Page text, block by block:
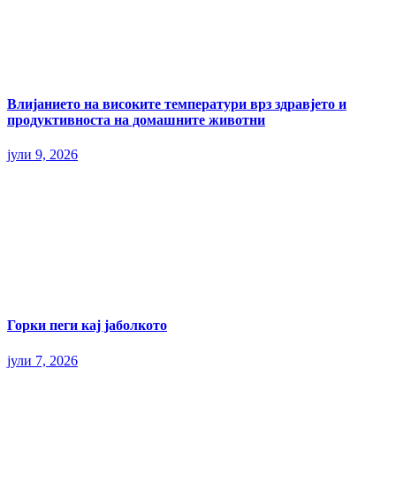
Влијанието на високите температури врз здравјето и
продуктивноста на домашните животни
јули 9, 2026
Горки пеги кај јаболкото
јули 7, 2026